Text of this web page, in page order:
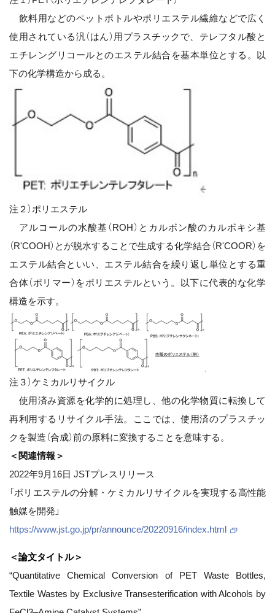
飲料用などのペットボトルやポリエステル繊維などで広く
使用されている汎（はん）用プラスチックで、テレフタル酸と
エチレングリコールとのエステル結合を基本単位とする。以
下の化学構造から成る。
注２）ポリエステル
アルコールの水酸基（ROH）とカルボン酸のカルボキシ基
（R'COOH）とが脱水することで生成する化学結合（R'COOR）を
エステル結合といい、エステル結合を繰り返し単位とする重
合体（ポリマー）をポリエステルという。以下に代表的な化学
構造を示す。
注３）ケミカルリサイクル
使用済み資源を化学的に処理し、他の化学物質に転換して
再利用するリサイクル手法。ここでは、使用済のプラスチッ
クを製造（合成）前の原料に変換することを意味する。
＜関連情報＞
2022年9月16日 JSTプレスリリース
「ポリエステルの分解・ケミカルリサイクルを実現する高性能
触媒を開発」
https://www.jst.go.jp/pr/announce/20220916/index.html
＜論文タイトル＞
“Quantitative Chemical Conversion of PET Waste Bottles,
Textile Wastes by Exclusive Transesterification with Alcohols by